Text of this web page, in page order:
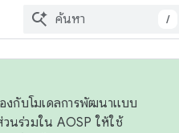
/
งกับโมเดลการพัฒนาแบบ
นร่วมใน AOSP ให้ใช้